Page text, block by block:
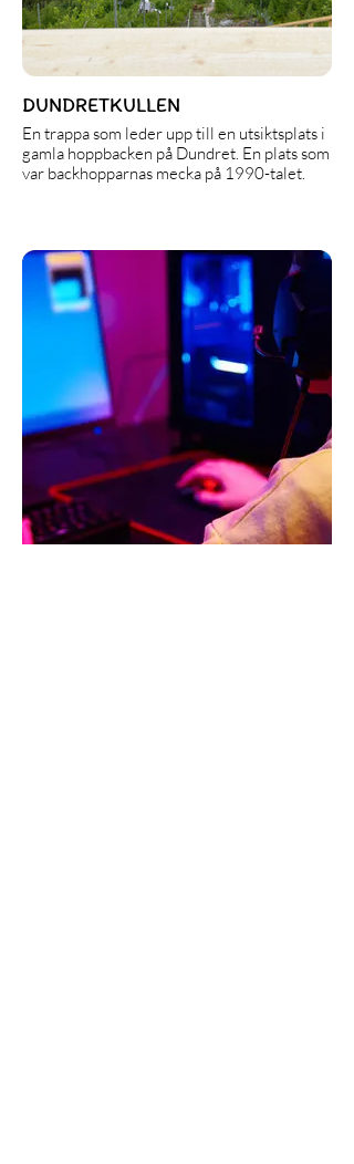
DUNDRETKULLEN
En trappa som leder upp till en utsiktsplats i
gamla hoppbacken på Dundret. En plats som
var backhopparnas mecka på 1990-talet.